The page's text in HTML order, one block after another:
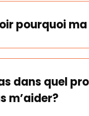
pourquoi
dans quel
m’aider?